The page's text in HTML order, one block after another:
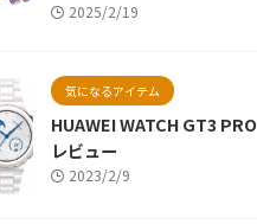
2025/2/19
気になるアイテム
HUAWEI WATCH GT3 PRO
レビュー
2023/2/9